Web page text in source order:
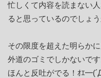
忙しくて内容を読まない
ると思っているのでしょ
その限度を超えた明らか
外道のゴミでしかないです
ほんと反吐がでる！ｵｴ